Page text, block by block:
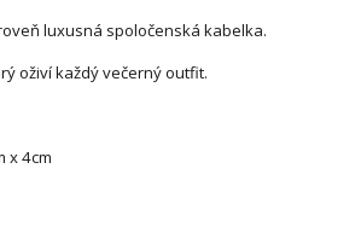
luxusná spoločenská kabelka.
oživí každý večerný outfit.
x 4cm